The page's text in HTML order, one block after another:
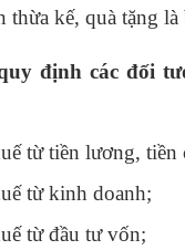
kế, quà tặng
định các đối
từ tiền lương, tiền
từ kinh doanh;
từ đầu tư vốn;